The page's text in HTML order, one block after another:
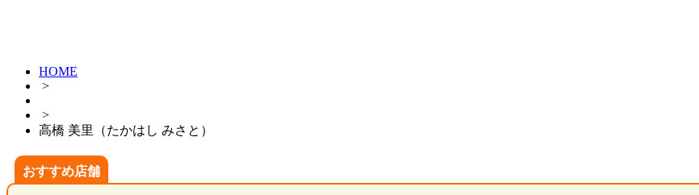
HOME
>
>
高橋 美里（たかはし みさと）
おすすめ店舗